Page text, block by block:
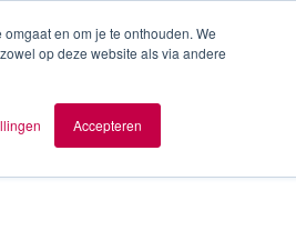
en om je te onthouden. We
op deze website als via andere
Accepteren